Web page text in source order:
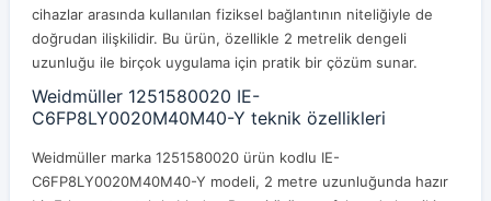
cihazlar arasında kullanılan fiziksel bağlantının niteliğiyle de
doğrudan ilişkilidir. Bu ürün, özellikle 2 metrelik dengeli
uzunluğu ile birçok uygulama için pratik bir çözüm sunar.
Weidmüller 1251580020 IE-
C6FP8LY0020M40M40-Y teknik özellikleri
Weidmüller marka 1251580020 ürün kodlu IE-
C6FP8LY0020M40M40-Y modeli, 2 metre uzunluğunda hazır